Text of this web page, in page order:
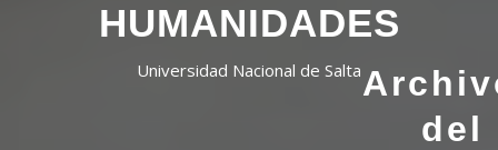
HUMANIDADES
Universidad Nacional de Salta
del